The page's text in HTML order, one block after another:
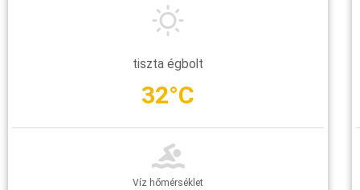
tiszta égbolt
32°C
Víz hőmérséklet